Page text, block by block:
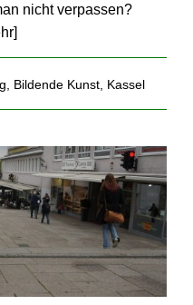
nicht verpassen?
]
Bildende Kunst Kassel